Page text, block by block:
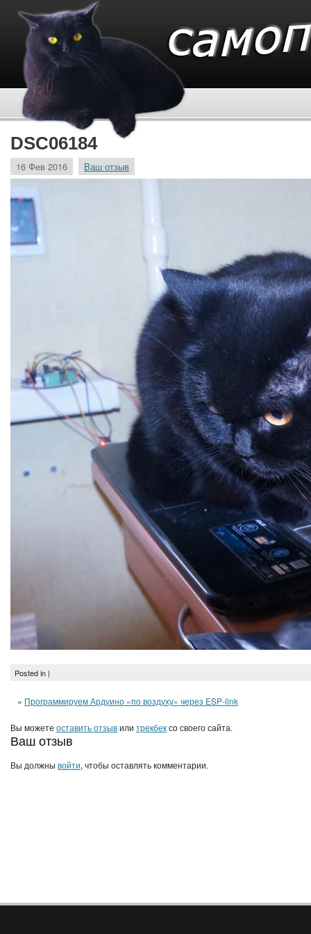
DSC06184
16 Фев 2016 Ваш отзыв
Posted in |
« Программируем Ардуино «по воздуху» через ESP-link
Вы можете оставить отзывили трекбексо своего сайта.
Ваш отзыв
Вы должны войти, чтобы оставлять комментарии.